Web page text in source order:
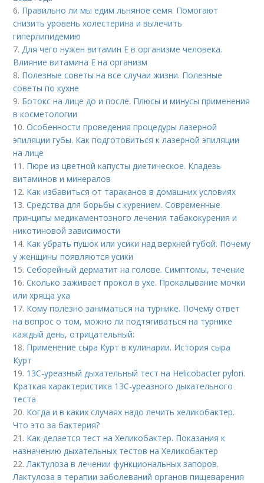
6. Правильно ли мы едим льняное семя. Помогают
снизить уровень холестерина и вылечить
гиперлипидемию
7. Для чего нужен витамин Е в организме человека.
Влияние витамина E на организм
8. Полезные советы на все случаи жизни. Полезные
советы по кухне
9. Ботокс на лице до и после. Плюсы и минусы применения
в косметологии
10.Особенности проведения процедуры лазерной
эпиляции губы. Как подготовиться к лазерной эпиляции
на лице
11. Пюре из цветной капусты диетическое. Кладезь
витаминов и минералов
12. Как избавиться от тараканов в домашних условиях
13.Средства для борьбы с курением. Современные
принципы медикаментозного лечения табакокурения и
никотиновой зависимости
14. Как убрать пушок или усики над верхней губой. Почему
у женщины появляются усики
15.Себорейный дерматит на голове. Cимптомы, течение
16.Сколько заживает прокол в ухе. Прокалывание мочки
или хряща уха
17. Кому полезно заниматься на турнике. Почему ответ
на вопрос о том, можно ли подтягиваться на турнике
каждый день, отрицательный:
18. Применение сыра Курт в кулинарии. История сыра
Курт
19. 13С-уреазный дыхательный тест на Helicobacter pylori.
Краткая характеристика 13С-уреазного дыхательного
теста
20. Когда и в каких случаях надо лечить хеликобактер.
Что это за бактерия?
21. Как делается тест на Хеликобактер. Показания к
назначению дыхательных тестов на Хеликобактер
22. Лактулоза в лечении функциональных запоров.
Лактулоза в терапии заболеваний органов пищеварения